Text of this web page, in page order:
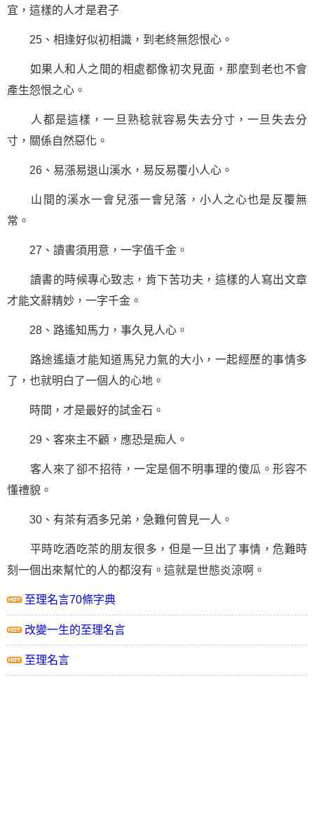
宜，這樣的人才是君子
25、相逢好似初相識，到老終無怨恨心。
如果人和人之間的相處都像初次見面，那麼到老也不會
產生怨恨之心。
人都是這樣，一旦熟稔就容易失去分寸，一旦失去分
寸，關係自然惡化。
26、易漲易退山溪水，易反易覆小人心。
山間的溪水一會兒漲一會兒落，小人之心也是反覆無
常。
27、讀書須用意，一字值千金。
讀書的時候專心致志，肯下苦功夫，這樣的人寫出文章
才能文辭精妙，一字千金。
28、路遙知馬力，事久見人心。
路途遙遠才能知道馬兒力氣的大小，一起經歷的事情多
了，也就明白了一個人的心地。
時間，才是最好的試金石。
29、客來主不顧，應恐是痴人。
客人來了卻不招待，一定是個不明事理的傻瓜。形容不
懂禮貌。
30、有茶有酒多兄弟，急難何曾見一人。
平時吃酒吃茶的朋友很多，但是一旦出了事情，危難時
刻一個出來幫忙的人的都沒有。這就是世態炎涼啊。
至理名言70條字典
改變一生的至理名言
至理名言